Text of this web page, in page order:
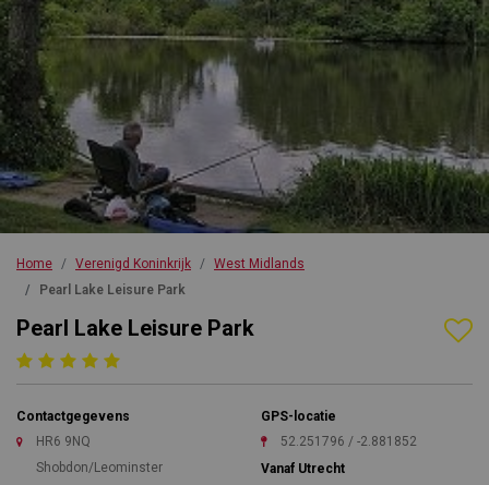
Pearl Lake Leisure Park
Contactgegevens
HR6 9NQ
Shobdon/Leominster
GPS-locatie
52.251796 / -2.881852
Vanaf Utrecht
Home Verenigd Koninkrijk
West Midlands
Pearl Lake Leisure Park